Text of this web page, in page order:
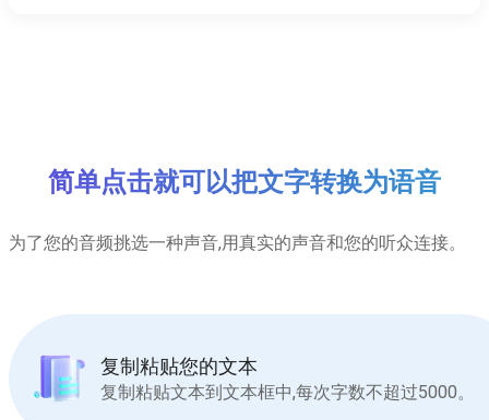
简单点击就可以把文字转换为语音
为了您的音频挑选一种声音,用真实的声音和您的听众连接。
复制粘贴您的文本
复制粘贴文本到文本框中,每次字数不超过5000。